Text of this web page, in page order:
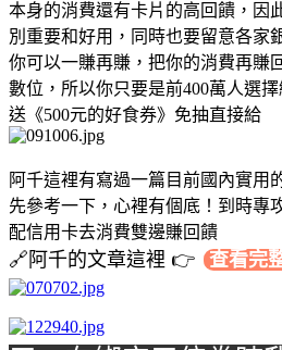
本身的消費還有卡片的高回饋，因
別重要和好用，同時也要留意各家
你可以一賺再賺，把你的消費再賺
數位，所以你只要是前400萬人選
送《500元的好食券》免抽直接給
阿千這裡有寫過一篇目前國內實用
先參考一下，心裡有個底！到時專
配信用卡去消費雙邊賺回饋
🔗阿千的文章這裡 👉 查看完